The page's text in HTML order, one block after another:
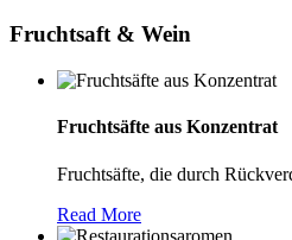
Fruchtsaft & Wein
Fruchtsäfte aus Konzentrat
Fruchtsäfte, die durch
Read More